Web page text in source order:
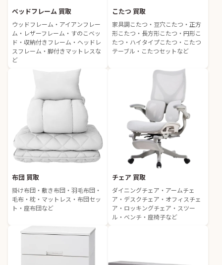
ベッドフレーム 買取
ウッドフレーム・アイアンフレー
ム・レザーフレーム・すのこベッ
ド・収納付きフレーム・ヘッドレ
スフレーム・脚付きマットレスな
ど
こたつ 買取
家具調こたつ・豆穴こたつ・正方
形こたつ・長方形こたつ・円形こ
たつ・ハイタイプこたつ・こたつ
テーブル・こたつセットなど
布団 買取
掛け布団・敷き布団・羽毛布団・
毛布・枕・マットレス・布団セッ
ト・座布団など
チェア 買取
ダイニングチェア・アームチェ
ア・デスクチェア・オフィスチェ
ア・ロッキングチェア・スツー
ル・ベンチ・座椅子など